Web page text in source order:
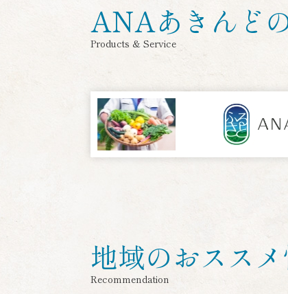
ANAあきんど
Products & Service
地域のおスス
Recommendation